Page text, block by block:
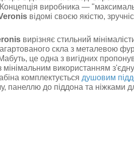
виробника —
відомі своєю якістю,
вирізняє стильний
скла з металевою
це одна з вигідних
мінімальним використанням
комплектується душовим
панеллю до піддона та ніжками